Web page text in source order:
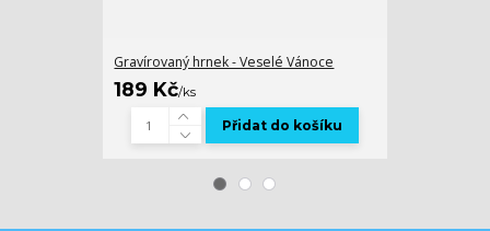
Gravírovaný hrnek - Veselé Vánoce
189 Kč/ks
Přidat do košíku